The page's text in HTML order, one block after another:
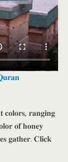
𝐫𝐚𝐧𝐠𝐢𝐧𝐠
𝐨𝐟 𝐡𝐨𝐧𝐞𝐲
𝐠𝐚𝐭𝐡𝐞𝐫. 𝐂𝐥𝐢𝐜𝐤